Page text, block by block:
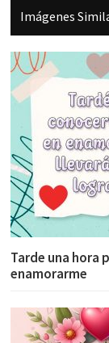
Imágenes
Tarde una hora
enamorarme